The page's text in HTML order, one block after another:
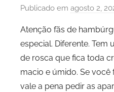
Publicado em agosto 2,
Atenção fãs de
especial. Diferente. Tem
de rosca que fica toda
macio e úmido. Se
vale a pena pedir as